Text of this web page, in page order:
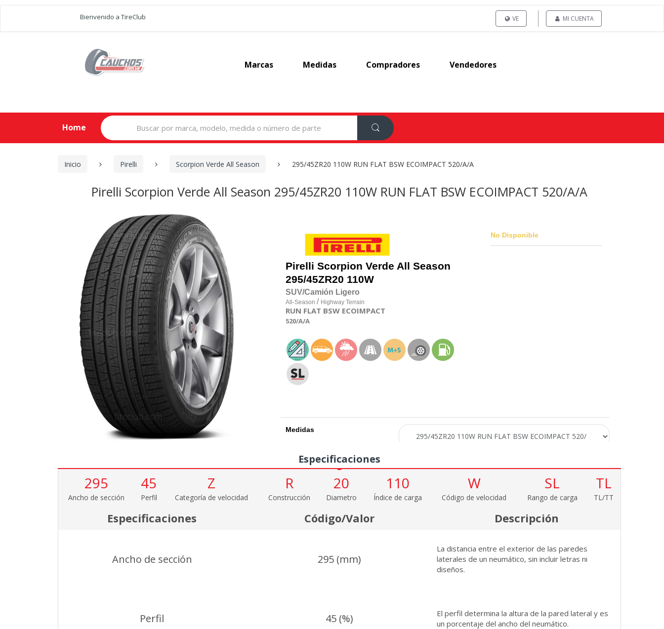
Bienvenido a TireClub VE MI CUENTA
Marcas Medidas Compradores Vendedores
Home
Search
for:
Inicio Pirelli Scorpion Verde All Season 295/45ZR20 110W RUN FLAT BSW ECOIMPACT 520/A/A
Pirelli Scorpion Verde All Season 295/45ZR20 110W RUN FLAT BSW ECOIMPACT 520/A/A
Pirelli Scorpion Verde All Season
295/45ZR20 110W
SUV/Camión Ligero
All-Season / Highway Terrain
RUN FLAT BSW ECOIMPACT
520/A/A
No Disponible
Medidas
Especificaciones
295
Ancho de sección
45
Perfil
Z
Categoría de velocidad
R
Construcción
20
Diametro
110
Índice de carga
W
Código de velocidad
SL
Rango de carga
TL
TL/TT
Especificaciones Código/Valor Descripción
Ancho de sección 295 (mm)
La distancia entre el exterior de las paredes
laterales de un neumático, sin incluir letras ni
diseños.
Perfil 45 (%)
El perfil determina la altura de la pared lateral y es
un porcentaje del ancho del neumático.